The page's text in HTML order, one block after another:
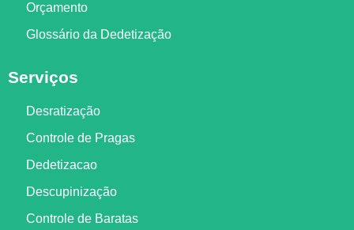
Orçamento
Glossário da Dedetização
Serviços
Desratização
Controle de Pragas
Dedetizacao
Descupinização
Controle de Baratas